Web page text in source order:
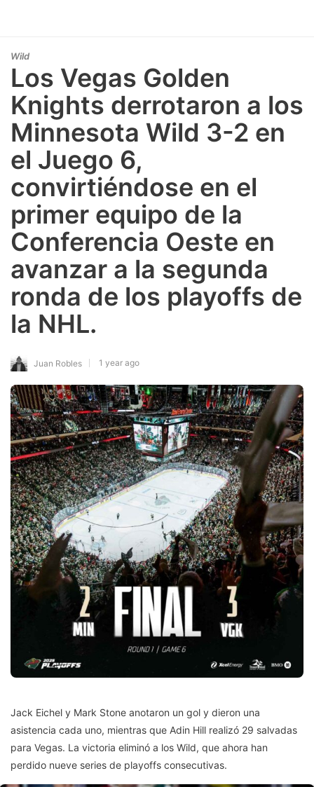
Wild
Los Vegas Golden
Knights derrotaron a los
Minnesota Wild 3-2 en
el Juego 6,
convirtiéndose en el
primer equipo de la
Conferencia Oeste en
avanzar a la segunda
ronda de los playoffs de
la NHL.
Juan Robles 1 year ago
Jack Eichel y Mark Stone anotaron un gol y dieron una
asistencia cada uno, mientras que Adin Hill realizó 29 salvadas
para Vegas. La victoria eliminó a los Wild, que ahora han
perdido nueve series de playoffs consecutivas.